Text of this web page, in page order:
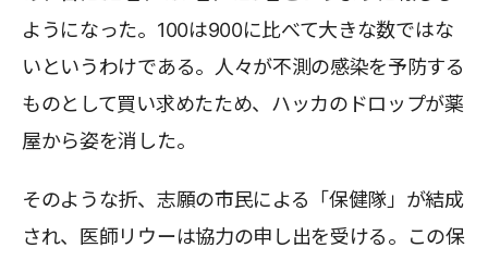
ようになった。100は900に比べて大きな数ではな
いというわけである。人々が不測の感染を予防する
ものとして買い求めたため、ハッカのドロップが薬
屋から姿を消した。
そのような折、志願の市民による「保健隊」が結成
され、医師リウーは協力の申し出を受ける。この保